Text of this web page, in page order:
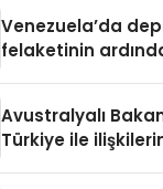
Venezuela’da
felaketinin
Avustralyalı
Türkiye ile